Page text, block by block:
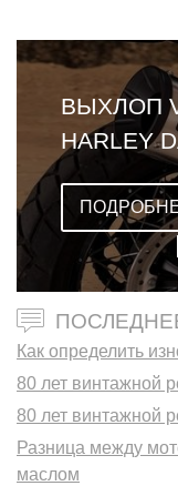
ВЫХЛОП
HARLEY
AMERICA
Как определить
80 лет винтажной
80 лет винтажной
Разница между
маслом